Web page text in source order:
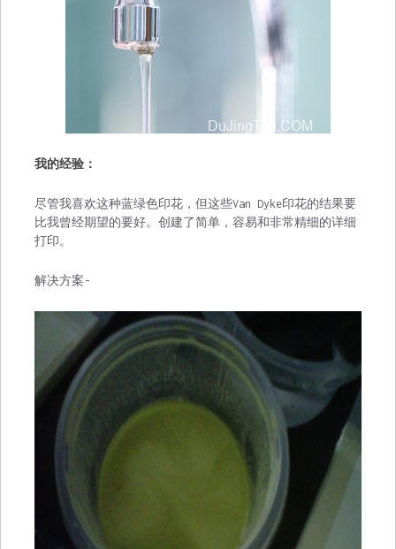
我的经验：
尽管我喜欢这种蓝绿色印花，但这些Van Dyke印花的结果要
比我曾经期望的要好。创建了简单，容易和非常精细的详细
打印。
解决方案-